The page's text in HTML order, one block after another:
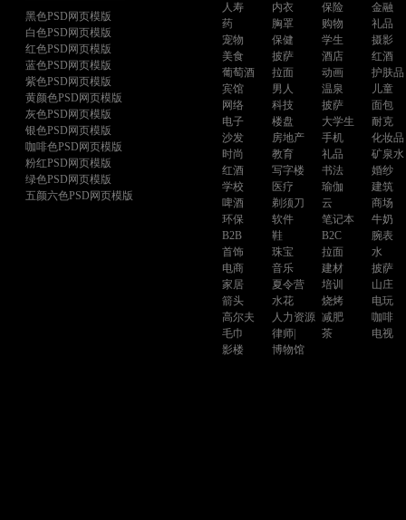
黑色PSD网页模版
白色PSD网页模版
红色PSD网页模版
蓝色PSD网页模版
紫色PSD网页模版
黄颜色PSD网页模版
灰色PSD网页模版
银色PSD网页模版
咖啡色PSD网页模版
粉红PSD网页模版
绿色PSD网页模版
五颜六色PSD网页模版
人寿
内衣 保险
金融
药
胸罩 购物
礼品
宠物
保健 学生
摄影
美食
披萨 酒店
红酒
葡萄酒
拉面 动画
护肤品
宾馆
男人 温泉
儿童
网络
科技 披萨
面包
电子
楼盘 大学生
耐克
沙发
房地产 手机
化妆品
时尚
教育 礼品
矿泉水
红酒
写字楼 书法
婚纱
学校
医疗 瑜伽
建筑
啤酒
剃须刀 云
商场
环保
软件 笔记本
牛奶
B2B
鞋 B2C
腕表
首饰
珠宝 拉面
水
电商
音乐 建材
披萨
家居
夏令营 培训
山庄
箭头
水花 烧烤
电玩
高尔夫
人力资源 减肥
咖啡
毛巾
律师| 茶
电视
影楼
博物馆